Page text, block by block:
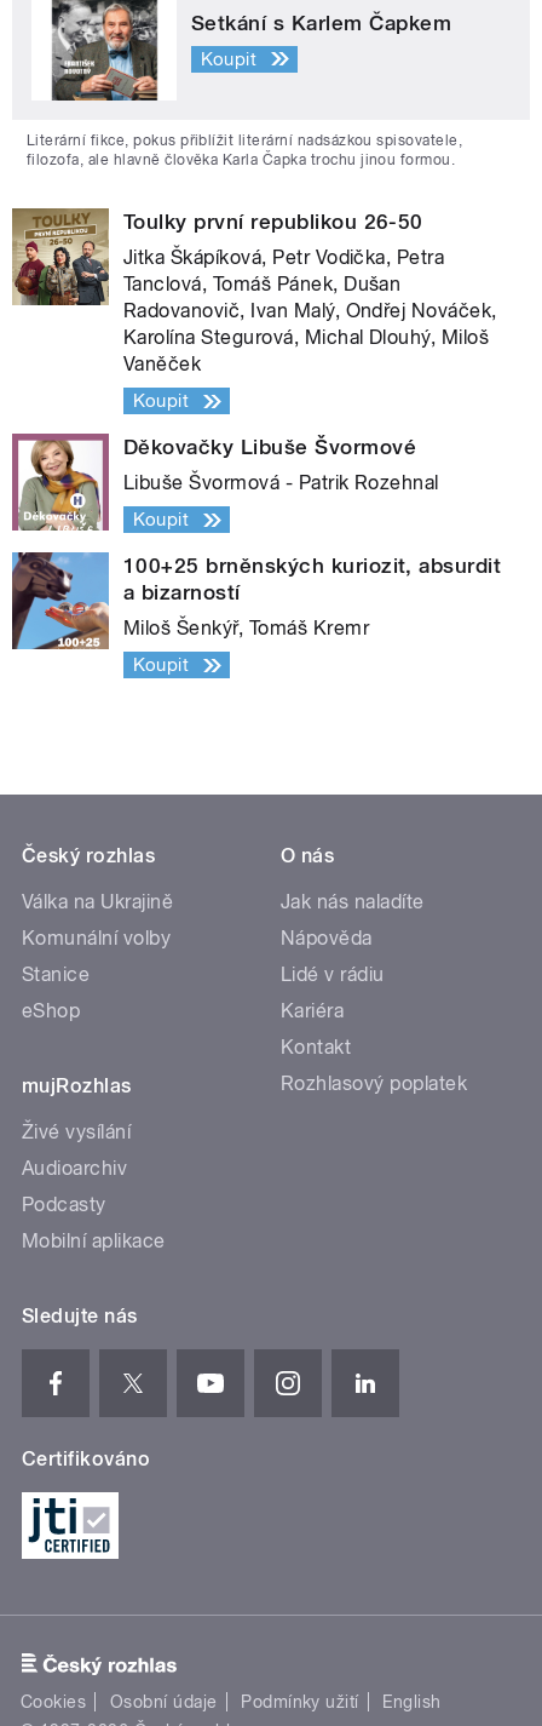
Setkání s Karlem Čapkem
Koupit
Literární fikce, pokus přiblížit literární nadsázkou spisovatele,
filozofa, ale hlavně člověka Karla Čapka trochu jinou formou.
Toulky první republikou 26-50
Jitka Škápíková, Petr Vodička, Petra
Tanclová, Tomáš Pánek, Dušan
Radovanovič, Ivan Malý, Ondřej Nováček,
Karolína Stegurová, Michal Dlouhý, Miloš
Vaněček
Koupit
Děkovačky Libuše Švormové
Libuše Švormová - Patrik Rozehnal
Koupit
100+25 brněnských kuriozit, absurdit
a bizarností
Miloš Šenkýř, Tomáš Kremr
Koupit
Český rozhlas
Válka na Ukrajině
Komunální volby
Stanice
eShop
mujRozhlas
Živé vysílání
Audioarchiv
Podcasty
Mobilní aplikace
O nás
Jak nás naladíte
Nápověda
Lidé v rádiu
Kariéra
Kontakt
Rozhlasový poplatek
Sledujte nás
Certifikováno
Cookies Osobní údaje Podmínky užití
English